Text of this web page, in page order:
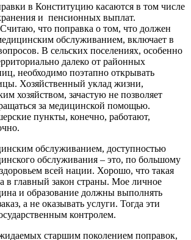
в Конституцию касаются в том числе
и пенсионных выплат.
что поправка о том, что должен
обслуживанием, включает в
В сельских поселениях, особенно
далеко от районных
необходимо поэтапно открывать
Хозяйственный уклад жизни,
хозяйством, зачастую не позволяет
за медицинской помощью.
пункты, конечно, работают,
обслуживанием, доступностью
обслуживания – это, по большому
здоровьем всей нации. Хорошо, что такая
в главный закон страны. Мое личное
и образование должны выполнять
а не оказывать услуги. Тогда эти
контролем.
старшим поколением поправок,